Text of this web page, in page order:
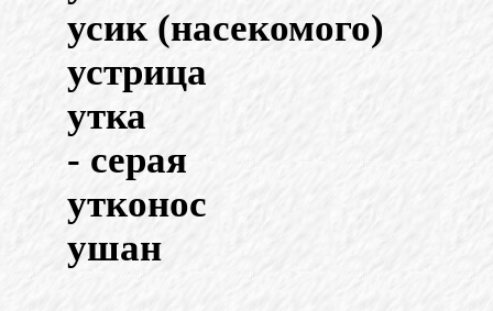
усик (насекомого)
устрица
утка
- серая
утконос
ушан